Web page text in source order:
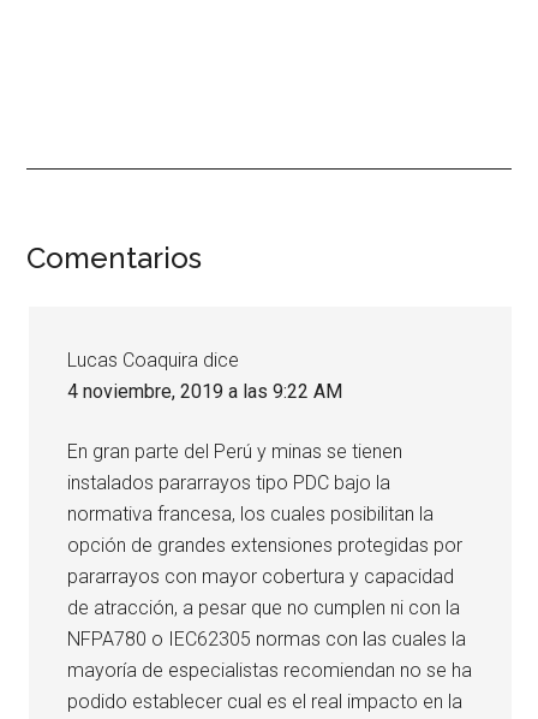
Interacciones
los
lectores
Comentarios
Lucas Coaquira dice
4 noviembre, 2019 a las 9:22 AM
En gran parte del Perú y minas se tienen
instalados pararrayos tipo PDC bajo la
normativa francesa, los cuales posibilitan la
opción de grandes extensiones protegidas por
pararrayos con mayor cobertura y capacidad
de atracción, a pesar que no cumplen ni con la
NFPA780 o IEC62305 normas con las cuales la
mayoría de especialistas recomiendan no se ha
podido establecer cual es el real impacto en la